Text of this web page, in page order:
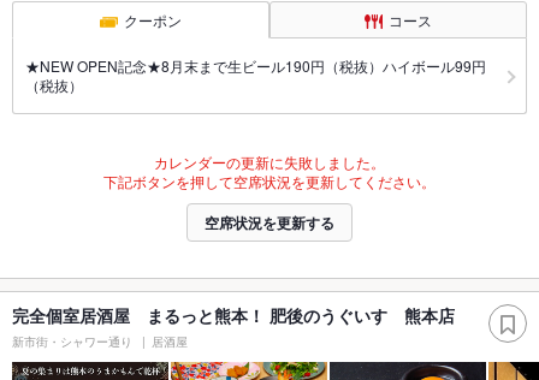
クーポン コース
★NEW OPEN記念★8月末まで生ビール190円（税抜）ハイボール99円
（税抜）
カレンダーの更新に失敗しました。
下記ボタンを押して空席状況を更新してください。
空席状況を更新する
完全個室居酒屋 まるっと熊本！ 肥後のうぐいす 熊本店
新市街・シャワー通り 居酒屋